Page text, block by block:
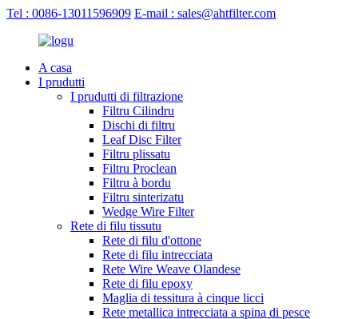
Tel : 0086-13011596909 E-mail : sales@ahtfilter.com
A casa
I prudutti
I prudutti di filtrazione
Filtru Cilindru
Dischi di filtru
Leaf Disc Filter
Filtru plissatu
Filtru Proclean
Filtru à bordu
Filtru sinterizatu
Wedge Wire Filter
Rete di filu tissutu
Rete di filu d'ottone
Rete di filu intrecciata
Rete Wire Weave Olandese
Rete di filu epoxy
Maglia di tessitura à cinque licci
Rete metallica intrecciata a spina di pesce